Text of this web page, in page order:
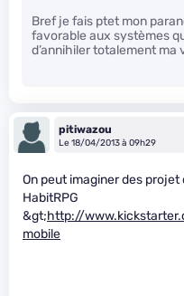
Bref je fais ptet mon
favorable aux systèmes
d’annihiler totalement ma
pitiwazou
Le 18/04/2013 à 09h29
On peut imaginer des
HabitRPG
&gt;http://
mobile